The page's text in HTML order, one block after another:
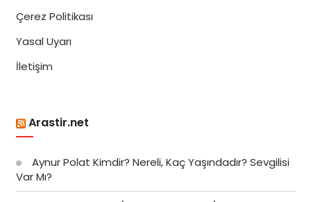
Çerez Politikası
Yasal Uyarı
İletişim
Arastir.net
Aynur Polat Kimdir? Nereli, Kaç Yaşındadır? Sevgilisi
Var Mı?